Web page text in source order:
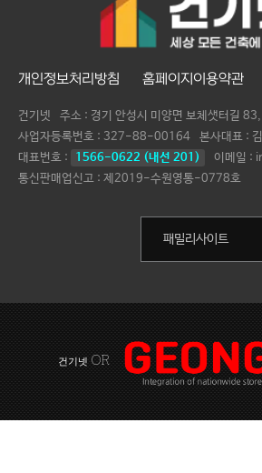
개인정보처리방침 홈페이지이용약관
건기넷
주소 : 경기 안성시 미양면 보체샛터길 83,
사업자등록번호 : 327-88-00164 본사대표 :
대표번호 :
1566-0622 (내선 201)
이메일 :
통신판매업신고 : 제2019-수원영통-0778호
건기넷 OR